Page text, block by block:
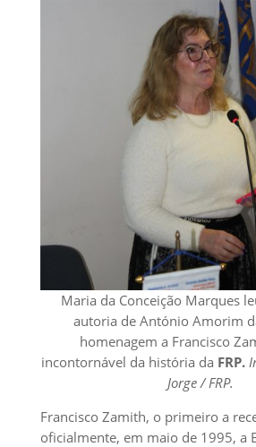
Maria da Conceição Marques
autoria de António Amorim
homenagem a Francisco
incontornável da história da FRP.
Jorge / FRP.
Francisco Zamith, o primeiro a
oficialmente, em maio de 1995, a